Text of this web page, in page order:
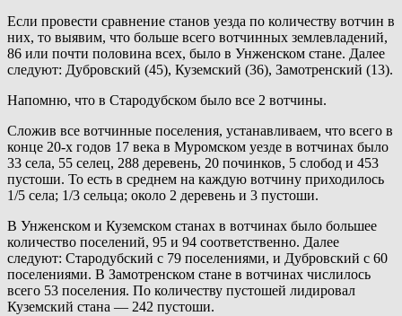
Если провести сравнение станов уезда по количеству вотчин в
них, то выявим, что больше всего вотчинных землевладений,
86 или почти половина всех, было в Унженском стане. Далее
следуют: Дубровский (45), Куземский (36), Замотренский (13).
Напомню, что в Стародубском было все 2 вотчины.
Сложив все вотчинные поселения, устанавливаем, что всего в
конце 20-х годов 17 века в Муромском уезде в вотчинах было
33 села, 55 селец, 288 деревень, 20 починков, 5 слобод и 453
пустоши. То есть в среднем на каждую вотчину приходилось
1/5 села; 1/3 сельца; около 2 деревень и 3 пустоши.
В Унженском и Куземском станах в вотчинах было большее
количество поселений, 95 и 94 соответственно. Далее
следуют: Стародубский с 79 поселениями, и Дубровский с 60
поселениями. В Замотренском стане в вотчинах числилось
всего 53 поселения. По количеству пустошей лидировал
Куземский стана — 242 пустоши.